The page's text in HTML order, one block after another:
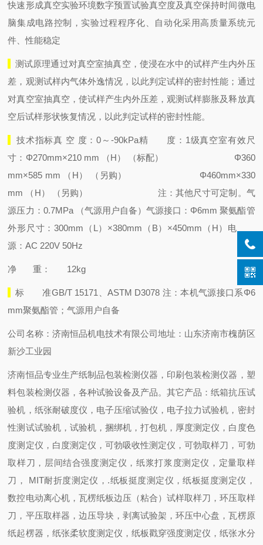
快速形成真空实验环境数字预置试验真空度及真空保持时间微电
脑集成电路控制，实验过程程序化、自动化采用高质量系统元
件、性能稳定
测试原理通过对真空室抽真空，使浸在水中的试样产生内外压
差，观测试样内气体外逸情况，以此判定试样的密封性能；通过
对真空室抽真空，使试样产生内外压差，观测试样膨胀及释放真
空后试样形状恢复情况，以此判定试样的密封性能。
技术指标真 空 度：0～-90kPa精 度：1级真空室有效尺
寸：Φ270mm×210 mm （H） （标配）
Φ360
mm×585 mm （H） （另购）
Φ460mm×330
mm （H） （另购）
注：其他尺寸可定制。 气
源压力：0.7MPa （气源用户自备）气源接口：Φ6mm 聚氨酯管
外形尺寸：300mm（L）×380mm（B）×450mm（H） 电
源：AC 220V 50Hz
净 重： 12kg
标 准GB/T 15171
、ASTM D3078 注：本机气源接口系Φ6
mm聚氨酯管；气源用户自备
公司名称：济南恒品机电技术有限公司地址：山东济南市槐荫区
新沙工业园
济南恒品专业生产纸制品包装检测仪器，印刷包装检测仪器，塑
料包装检测仪器，各种试验设备及产品。其它产品：纸箱抗压试
验机，纸张耐破度仪，电子压缩试验仪，电子拉力试验机，密封
性测试试验机，试验机，捆绑机，打包机，厚度测定仪，白度色
度测定仪，白度测定仪，可勃吸收性测定仪，可勃取样刀，可勃
取样刀，层间结合强度测定仪，纸浆打浆度测定仪，定量取样
刀， MIT耐折度测定仪，.纸板挺度测定仪，纸板挺度测定仪，
数控电动离心机，瓦楞纸板边压（粘合）试样取样刀，环压取样
刀，平压取样器，边压导块，剥离试验架，环压中心盘，瓦楞原
纸起楞器，纸张柔软度测定仪，纸板戳穿强度测定仪，纸张水分